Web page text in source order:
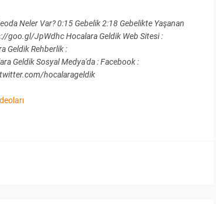
Neler Var? 0:15 Gebelik 2:18 Gebelikte Yaşanan
goo.gl/JpWdhc Hocalara Geldik Web Sitesi :
Rehberlik :
Geldik Sosyal Medya'da : Facebook :
hocalarageldik